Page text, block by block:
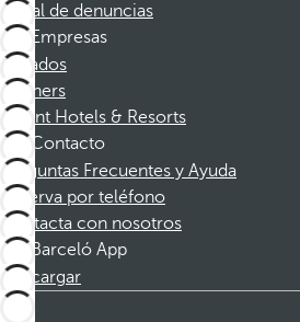
Canal de denuncias
Empresas
Afiliados
Partners
Dorint Hotels & Resorts
Contacto
Preguntas Frecuentes y Ayuda
Reserva por teléfono
Contacta con nosotros
Barceló App
Descargar